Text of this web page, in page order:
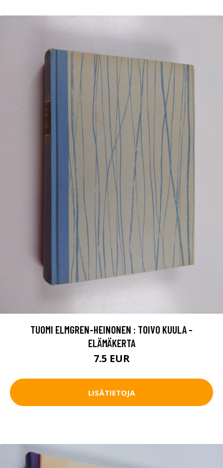
TUOMI ELMGREN-HEINONEN : TOIVO KUULA -
ELÄMÄKERTA
7.5 EUR
LISÄTIETOJA